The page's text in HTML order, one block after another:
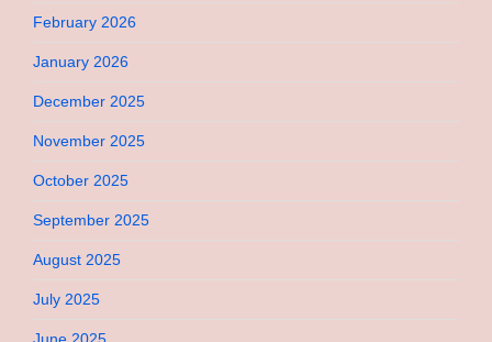
February 2026
January 2026
December 2025
November 2025
October 2025
September 2025
August 2025
July 2025
June 2025